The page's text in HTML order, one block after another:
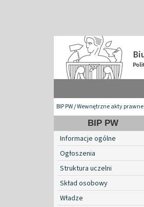
BIP PW/Wewnętrzne akty prawne
BIP PW
Informacje ogólne
Ogłoszenia
Struktura uczelni
Skład osobowy
Władze